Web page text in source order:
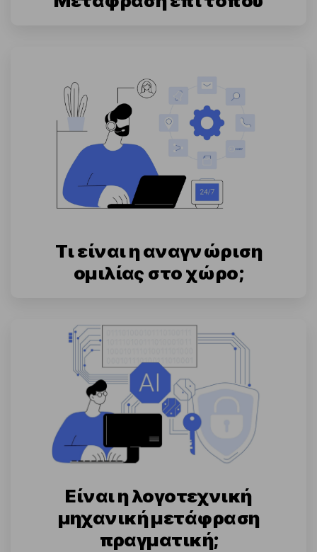
Τι είναι η αναγνώριση
ομιλίας στο χώρο;
Είναι η λογοτεχνική
μηχανική μετάφραση
πραγματική;